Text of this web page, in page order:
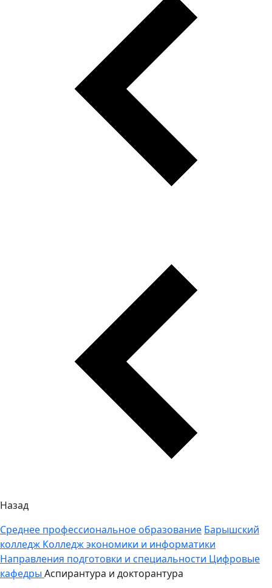
Назад
Среднее профессиональное образование Барышский
колледж Колледж экономики и информатики
Направления подготовки и специальности Цифровые
кафедры Аспирантура и докторантура